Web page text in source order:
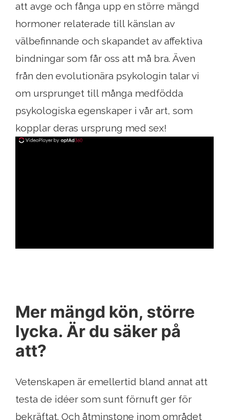
att avge och fånga upp en större mängd
hormoner relaterade till känslan av
välbefinnande och skapandet av affektiva
bindningar som får oss att må bra. Även
från den evolutionära psykologin talar vi
om ursprunget till många medfödda
psykologiska egenskaper i vår art, som
kopplar deras ursprung med sex!
Mer mängd kön, större
lycka. Är du säker på
att?
Vetenskapen är emellertid bland annat att
testa de idéer som sunt förnuft ger för
bekräftat. Och åtminstone inom området